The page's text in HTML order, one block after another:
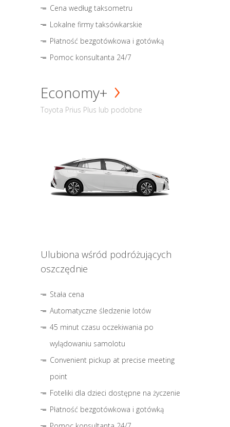
Cena według taksometru
Lokalne firmy taksówkarskie
Płatność bezgotówkowa i gotówką
Pomoc konsultanta 24/7
Economy+
Toyota Prius Plus lub podobne
Ulubiona wśród podróżujących
oszczędnie
Stała cena
Automatyczne śledzenie lotów
45 minut czasu oczekiwania po
wylądowaniu samolotu
Convenient pickup at precise meeting
point
Foteliki dla dzieci dostępne na życzenie
Płatność bezgotówkowa i gotówką